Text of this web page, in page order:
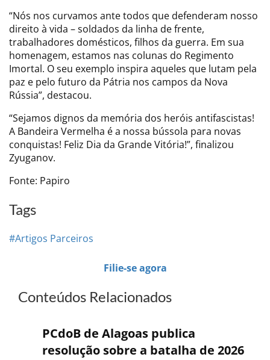
“Nós nos curvamos ante todos que defenderam nosso
direito à vida – soldados da linha de frente,
trabalhadores domésticos, filhos da guerra. Em sua
homenagem, estamos nas colunas do Regimento
Imortal. O seu exemplo inspira aqueles que lutam pela
paz e pelo futuro da Pátria nos campos da Nova
Rússia”, destacou.
“Sejamos dignos da memória dos heróis antifascistas!
A Bandeira Vermelha é a nossa bússola para novas
conquistas! Feliz Dia da Grande Vitória!”, finalizou
Zyuganov.
Fonte: Papiro
Tags
#Artigos Parceiros
Filie-se agora
Conteúdos Relacionados
PCdoB de Alagoas publica
resolução sobre a batalha de 2026